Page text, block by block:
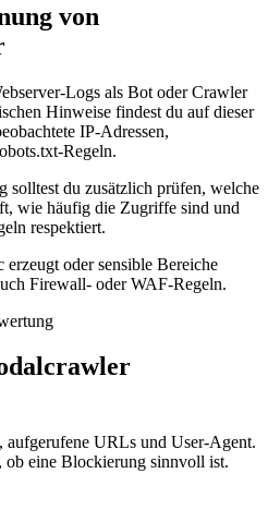
von
Logs als Bot oder Crawler
Hinweise findest du auf dieser
IP-Adressen,
Regeln.
solltest du zusätzlich prüfen, welche
wie häufig die Zugriffe sind und
respektiert.
oder sensible Bereiche
Firewall- oder WAF-Regeln.
URLs und User-Agent.
ob eine Blockierung sinnvoll ist.